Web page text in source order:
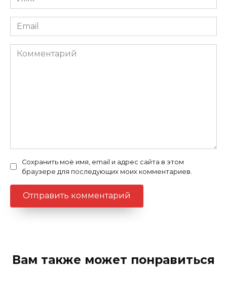
Email
Комментарий
Сохранить моё имя, email и адрес сайта в этом
браузере для последующих моих комментариев.
Вам также может понравиться